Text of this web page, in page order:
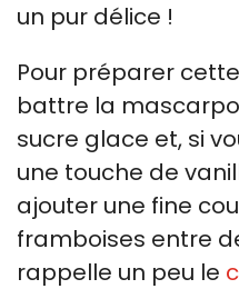
un pur délice !
Pour préparer
battre la
sucre glace et, si
une touche de
ajouter une fine
framboises entre
rappelle un peu le